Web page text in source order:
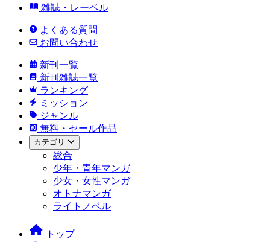
雑誌・レーベル
よくある質問
お問い合わせ
新刊一覧
新刊雑誌一覧
ランキング
ミッション
ジャンル
無料・セール作品
カテゴリ
総合
少年・青年マンガ
少女・女性マンガ
オトナマンガ
ライトノベル
トップ